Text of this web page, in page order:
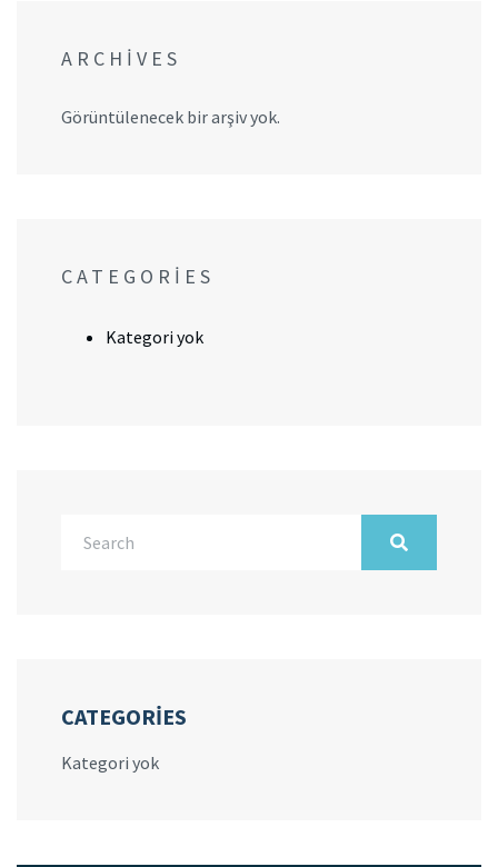
ARCHIVES
Görüntülenecek bir arşiv yok.
CATEGORIES
Kategori yok
CATEGORIES
Kategori yok